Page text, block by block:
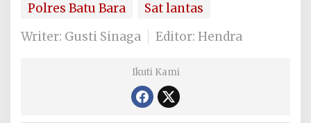
Polres Batu Bara
Sat lantas
Writer: Gusti Sinaga
Editor: Hendra
Ikuti Kami